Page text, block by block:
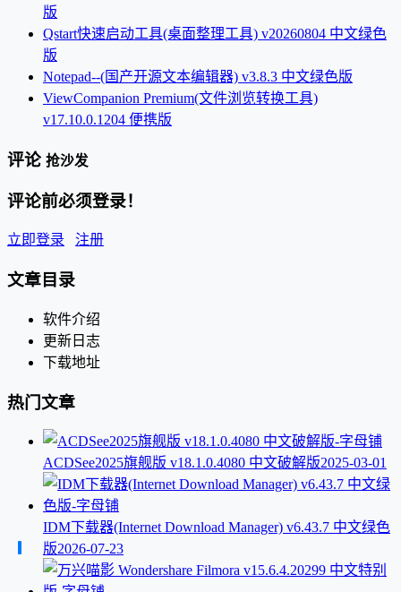
版
Qstart快速启动工具(桌面整理工具) v20260804 中文绿色
版
Notepad--(国产开源文本编辑器) v3.8.3 中文绿色版
ViewCompanion Premium(文件浏览转换工具)
v17.10.0.1204 便携版
评论 抢沙发
评论前必须登录！
立即登录 注册
文章目录
软件介绍
更新日志
下载地址
热门文章
ACDSee2025旗舰版 v18.1.0.4080 中文破解版2025-03-01
IDM下载器(Internet Download Manager) v6.43.7 中文绿色
版2026-07-23